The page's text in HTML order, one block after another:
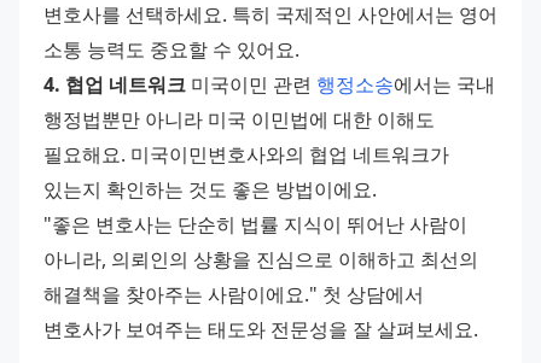
변호사를 선택하세요. 특히 국제적인 사안에서는 영어
소통 능력도 중요할 수 있어요.
4. 협업 네트워크 미국이민 관련 행정소송에서는 국내
행정법뿐만 아니라 미국 이민법에 대한 이해도
필요해요. 미국이민변호사와의 협업 네트워크가
있는지 확인하는 것도 좋은 방법이에요.
"좋은 변호사는 단순히 법률 지식이 뛰어난 사람이
아니라, 의뢰인의 상황을 진심으로 이해하고 최선의
해결책을 찾아주는 사람이에요." 첫 상담에서
변호사가 보여주는 태도와 전문성을 잘 살펴보세요.